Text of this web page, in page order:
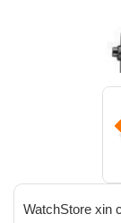
WatchStore xin